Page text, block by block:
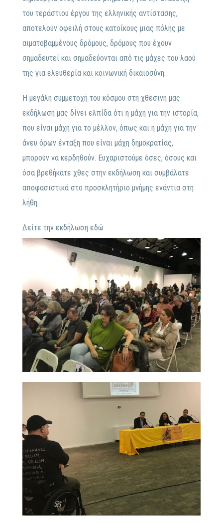
του τεράστιου έργου της ελληνικής αντίστασης,
αποτελούν οφειλή στους κατοίκους μιας πόλης με
αιματοβαμμένους δρόμους, δρόμους που έχουν
σημαδευτεί και σημαδεύονται από τις μάχες του λαού
της για ελευθερία και κοινωνική δικαιοσύνη.
Η μεγάλη συμμετοχή του κόσμου στη χθεσινή μας
εκδήλωση μας δίνει ελπίδα ότι η μάχη για την ιστορία,
που είναι μάχη για το μέλλον, όπως και η μάχη για την
άνευ όρων ένταξη που είναι μάχη δημοκρατίας,
μπορούν να κερδηθούν. Ευχαριστούμε όσες, όσους και
όσα βρεθήκατε χθες στην εκδήλωση και συμβάλατε
αποφασιστικά στο προσκλητήριο μνήμης ενάντια στη
λήθη.
Δείτε την εκδήλωση εδώ